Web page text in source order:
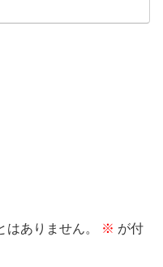
ありません。 ※ が付